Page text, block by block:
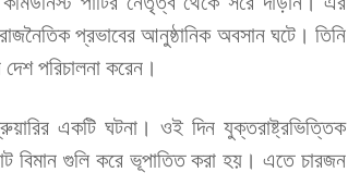
রাজনৈতিক প্রভাবের আনুষ্ঠানিক অবসান ঘটে। তিনি
পরিচালনা করেন।
একটি ঘটনা। ওই দিন যুক্তরাষ্ট্রভিত্তিক
বিমান গুলি করে ভূপাতিত করা হয়। এতে চারজন